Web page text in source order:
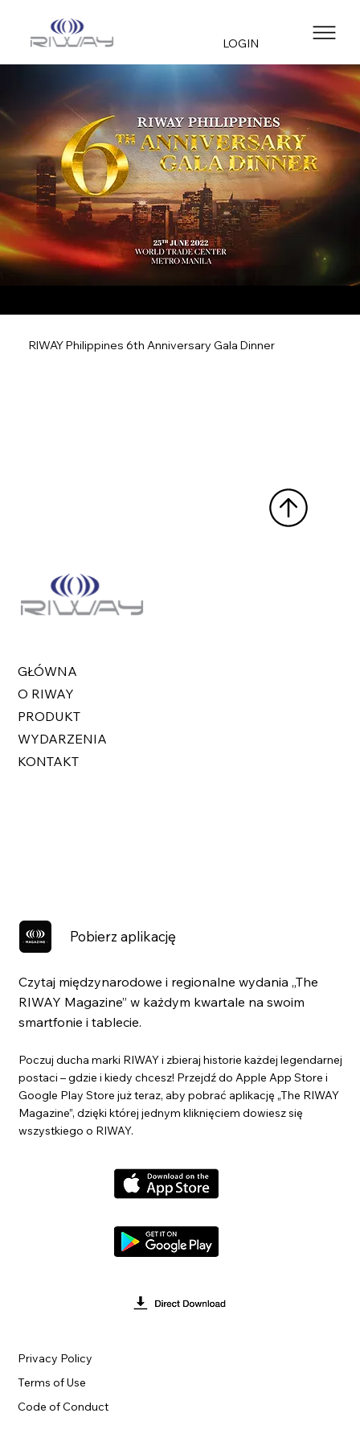
LOGIN
RIWAY Philippines 6th Anniversary Gala Dinner
GŁÓWNA
O RIWAY
PRODUKT
WYDARZENIA
KONTAKT
Pobierz aplikację
Czytaj międzynarodowe i regionalne wydania „The
RIWAY Magazine” w każdym kwartale na swoim
smartfonie i tablecie.
Poczuj ducha marki RIWAY i zbieraj historie każdej legendarnej
postaci – gdzie i kiedy chcesz! Przejdź do Apple App Store i
Google Play Store już teraz, aby pobrać aplikację „The RIWAY
Magazine”, dzięki której jednym kliknięciem dowiesz się
wszystkiego o RIWAY.
Terms of Use
Privacy Policy
Code of Conduct